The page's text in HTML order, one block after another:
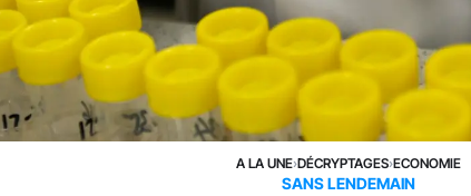
A LA UNE›DÉCRYPTAGES›ECONOMIE
SANS LENDEMAIN